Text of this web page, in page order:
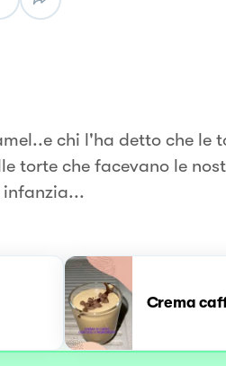
chi l'ha detto che le
torte che facevano le
infanzia...
Crema